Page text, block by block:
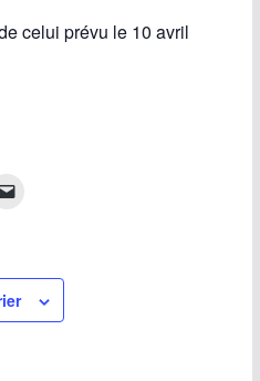
celui prévu le10 avril